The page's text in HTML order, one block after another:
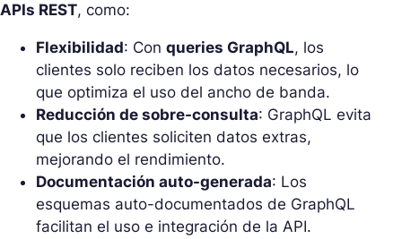
APIs REST, como:
Flexibilidad: Con queries GraphQL, los
clientes solo reciben los datos necesarios, lo
que optimiza el uso del ancho de banda.
Reducción de sobre-consulta: GraphQL evita
que los clientes soliciten datos extras,
mejorando el rendimiento.
Documentación auto-generada: Los
esquemas auto-documentados de GraphQL
facilitan el uso e integración de la API.